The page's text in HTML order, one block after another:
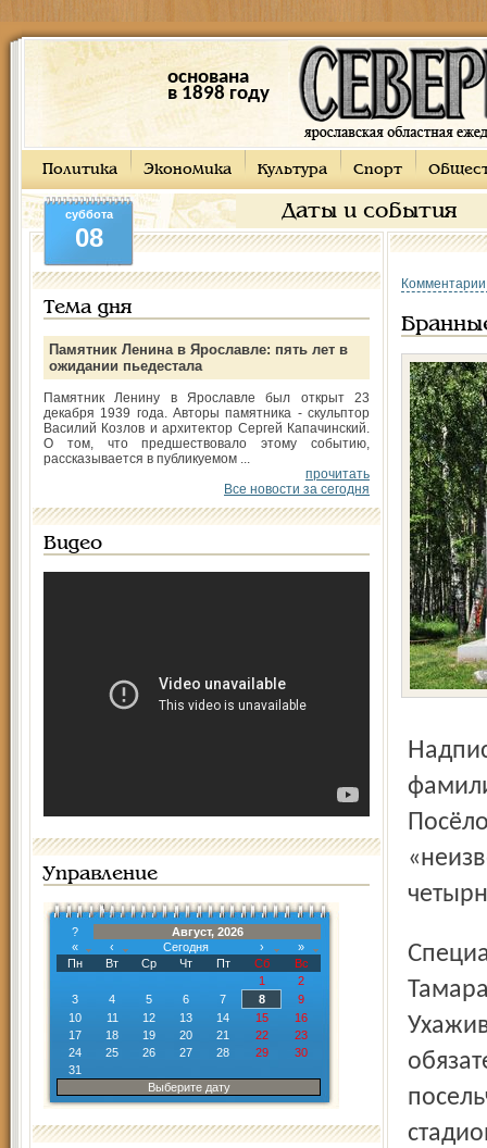
основана
в 1898 году
Политика Экономика Культура Спорт
Даты и события
суббота
08
Тема дня
Памятник Ленина в Ярославле: пять лет в
ожидании пьедестала
Памятник Ленину в Ярославле был открыт 23
декабря 1939 года. Авторы памятника - скульптор
Василий Козлов и архитектор Сергей Капачинский.
О том, что предшествовало этому событию,
рассказывается в публикуемом ...
прочитать
Все новости за сегодня
Видео
Управление
?
Август, 2026
«
‹ Сегодня ›
»
Пн
Вт Ср Чт Пт Сб
Вс
1
2
3
4 5 6 7 8
9
10
11 12 13 14 15
16
17
18 19 20 21 22
23
24
25 26 27 28 29
30
31
Выберите дату
Надписи были адресованы конкретному лицу – имя и
Специалист поселковой администрации в Красных Ткачах